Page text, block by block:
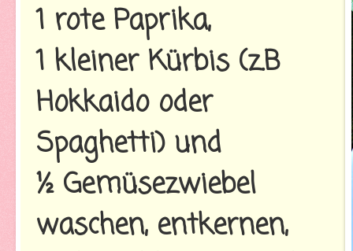
1 rote Paprika,
1 kleiner Kürbis (z.B
Hokkaido oder
Spaghetti) und
½ Gemüsezwiebel
waschen, entkernen,